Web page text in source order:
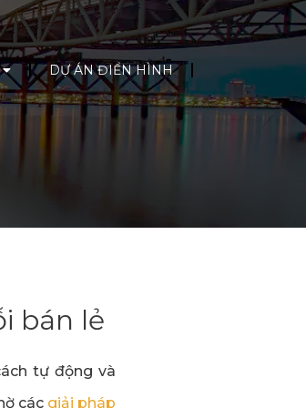
DỰ ÁN ĐIỂN HÌNH
bán lẻ
tự động và
các giải pháp